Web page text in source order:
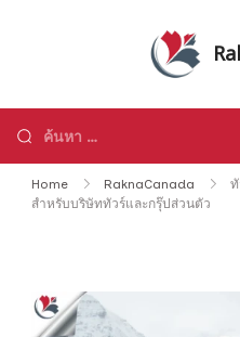
แค
ค้นหา
สำหรับ:
Home RaknaCanada
สำหรับบริษัททัวร์และกรุ๊ปส่วนตัว